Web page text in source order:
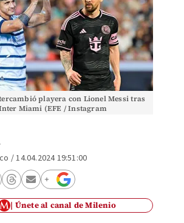
playera con Lionel Messi tras
Miami (EFE / Instagram
/14.04.2024 19:51:00
Únete al canal de Milenio